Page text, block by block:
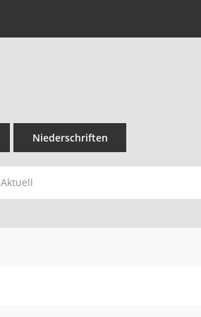
Niederschriften
Aktuell